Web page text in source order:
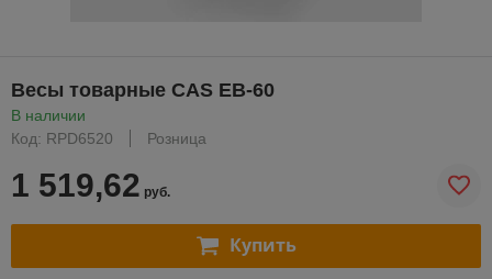
Весы товарные CAS EB-60
В наличии
Код: RPD6520
Розница
1 519,62 руб.
Купить